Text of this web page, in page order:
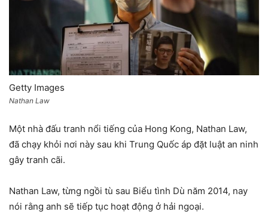
Getty Images
Nathan Law
Một nhà đấu tranh nổi tiếng của Hong Kong, Nathan Law,
đã chạy khỏi nơi này sau khi Trung Quốc áp đặt luật an ninh
gây tranh cãi.
Nathan Law, từng ngồi tù sau Biểu tình Dù năm 2014, nay
nói rằng anh sẽ tiếp tục hoạt động ở hải ngoại.